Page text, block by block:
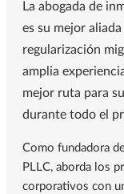
La abogada de
es su mejor
regularización
amplia
mejor ruta para
durante todo el
Como fundadora
PLLC, aborda los
corporativos con